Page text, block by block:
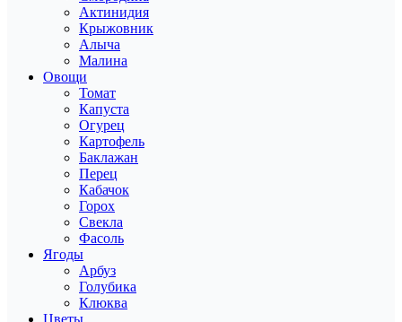
Актинидия
Крыжовник
Алыча
Малина
Овощи
Томат
Капуста
Огурец
Картофель
Баклажан
Перец
Кабачок
Горох
Свекла
Фасоль
Ягоды
Арбуз
Голубика
Клюква
Цветы